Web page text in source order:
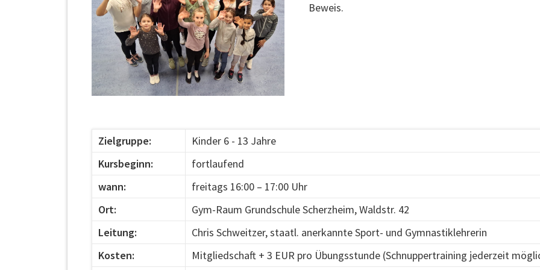
Beweis.
Zielgruppe:
Kinder 6 - 13 Jahre
Kursbeginn:
fortlaufend
wann:
freitags 16:00 – 17:00 Uhr
Ort:
Gym-Raum Grundschule Scherzheim, Waldstr. 42
Leitung:
Chris Schweitzer, staatl. anerkannte Sport- und Gymnastiklehrerin
Kosten:
Mitgliedschaft + 3 EUR pro Übungsstunde (Schnuppertraining jederzeit